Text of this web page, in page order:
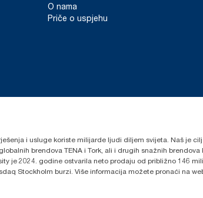
O nama
Priče o uspjehu
i usluge koriste milijarde ljudi diljem svijeta. Naš je
brendova TENA i Tork, ali i drugih snažnih brendova
je 2024. godine ostvarila neto prodaju od približno 146
Stockholm burzi. Više informacija možete pronaći na